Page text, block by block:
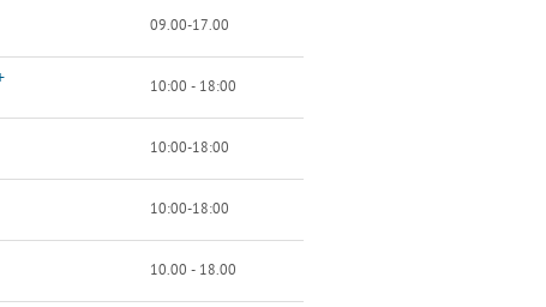
09.00-17.00
10:00 - 18:00
10:00-18:00
10:00-18:00
10.00 - 18.00